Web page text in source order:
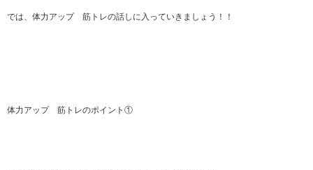
では、体力アップ 筋トレの話しに入っていきましょう！！
体力アップ 筋トレのポイント①